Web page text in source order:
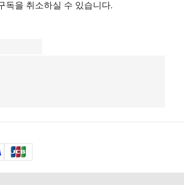
독을 취소하실 수 있습니다.